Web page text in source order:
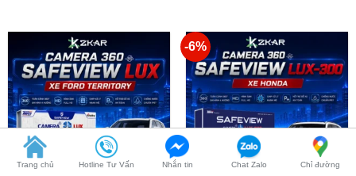
Camera 360 SAFEVIEW Camera 360 Dành Riêng
Trang chủ Hotline Tư Vấn Nhắn tin Chat Zalo Chỉ đường